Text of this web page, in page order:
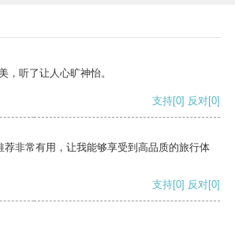
，听了让人心旷神怡。
支持[0] 反对[0]
荐非常有用，让我能够享受到高品质的旅行体
支持[0] 反对[0]